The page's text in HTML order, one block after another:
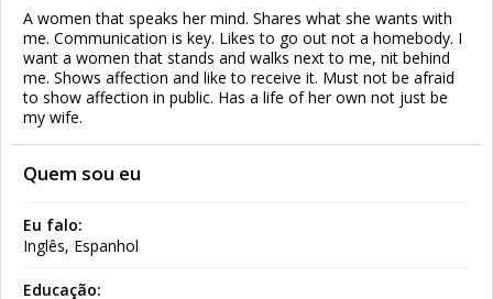
A women that speaks her mind. Shares what she wants with
me. Communication is key. Likes to go out not a homebody. I
want a women that stands and walks next to me, nit behind
me. Shows affection and like to receive it. Must not be afraid
to show affection in public. Has a life of her own not just be
my wife.
Quem sou eu
Eu falo:
Inglês, Espanhol
Educação: